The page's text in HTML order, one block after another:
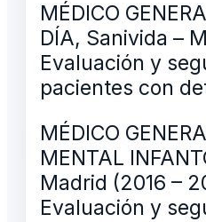
MÉDICO
DÍA, Sanivida –
Evaluación y
pacientes con
MÉDICO
MENTAL
Madrid (2016 –
Evaluación y